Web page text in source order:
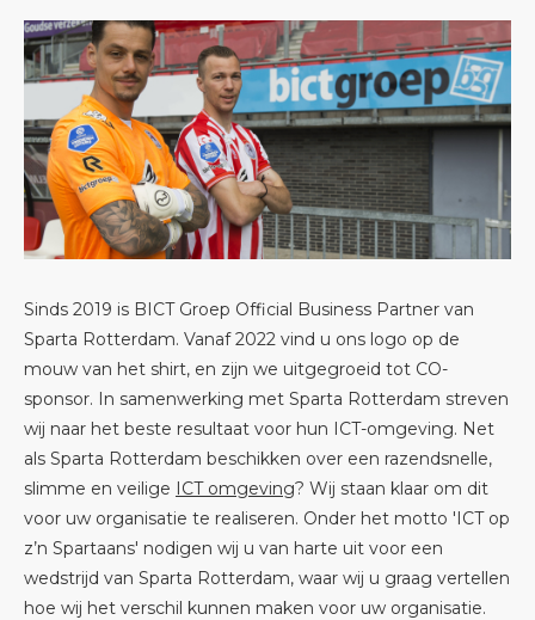
Sinds 2019 is BICT Groep Official Business Partner van
Sparta Rotterdam. Vanaf 2022 vind u ons logo op de
mouw van het shirt, en zijn we uitgegroeid tot CO-
sponsor. In samenwerking met Sparta Rotterdam streven
wij naar het beste resultaat voor hun ICT-omgeving. Net
als Sparta Rotterdam beschikken over een razendsnelle,
slimme en veilige ICT omgeving? Wij staan klaar om dit
voor uw organisatie te realiseren. Onder het motto 'ICT op
z’n Spartaans' nodigen wij u van harte uit voor een
wedstrijd van Sparta Rotterdam, waar wij u graag vertellen
hoe wij het verschil kunnen maken voor uw organisatie.